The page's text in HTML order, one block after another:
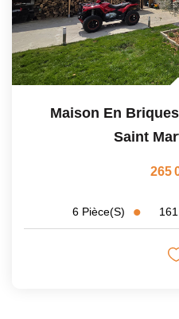
Maison En
Saint
265
6 Pièce(s) 161